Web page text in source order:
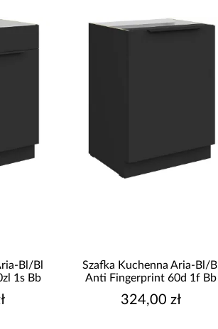
Bl/Bl
1s Bb
Szafka Kuchenna Aria-Bl/Bl
Anti Fingerprint 60d 1f Bb
324,00 zł